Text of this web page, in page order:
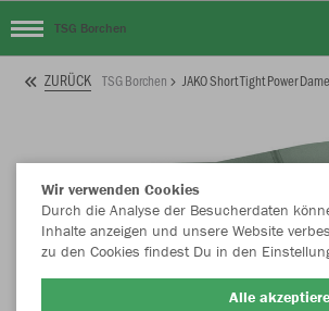
TSG Borchen
ZURÜCK TSG Borchen JAKO Short Tight Power
Wir verwenden Cookies
Durch die Analyse der Besucherdaten
Inhalte anzeigen und unsere Website
zu den Cookies findest Du in den
Alle